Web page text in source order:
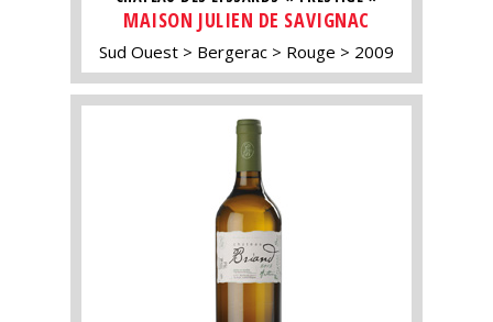
MAISON JULIEN DE SAVIGNAC
Sud Ouest Bergerac Rouge 2009